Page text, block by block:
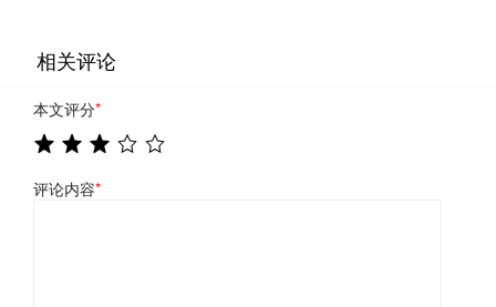
相关评论
本文评分*
评论内容*